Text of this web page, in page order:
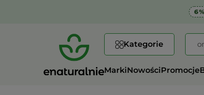
Kategorie
MarkiNowościPromocje